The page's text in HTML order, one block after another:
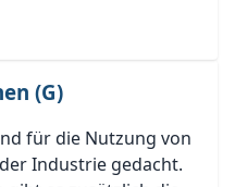
(G)
für die Nutzung von
Industrie gedacht.